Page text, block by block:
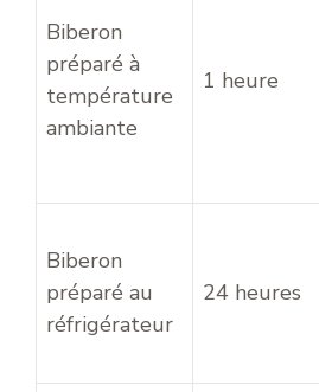
Biberon
préparé à
température
ambiante
1 heure
Biberon
préparé au
réfrigérateur
24 heures